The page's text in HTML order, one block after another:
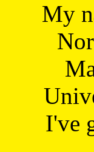
My
I've